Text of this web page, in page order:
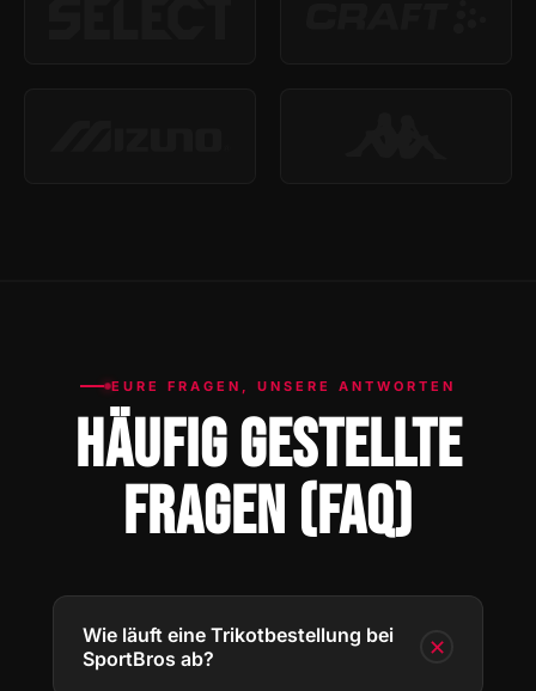
EURE FRAGEN, UNSERE ANTWORTEN
HÄUFIG GESTELLTE
FRAGEN (FAQ)
Wie läuft eine Trikotbestellung bei
SportBros ab?
✕